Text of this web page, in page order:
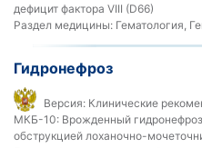
дефицит фактора VIII (D66)
Раздел медицины: Гематология,
Гидронефроз
Версия: Клинические
МКБ-10: Врожденный
обструкцией лоханочно-